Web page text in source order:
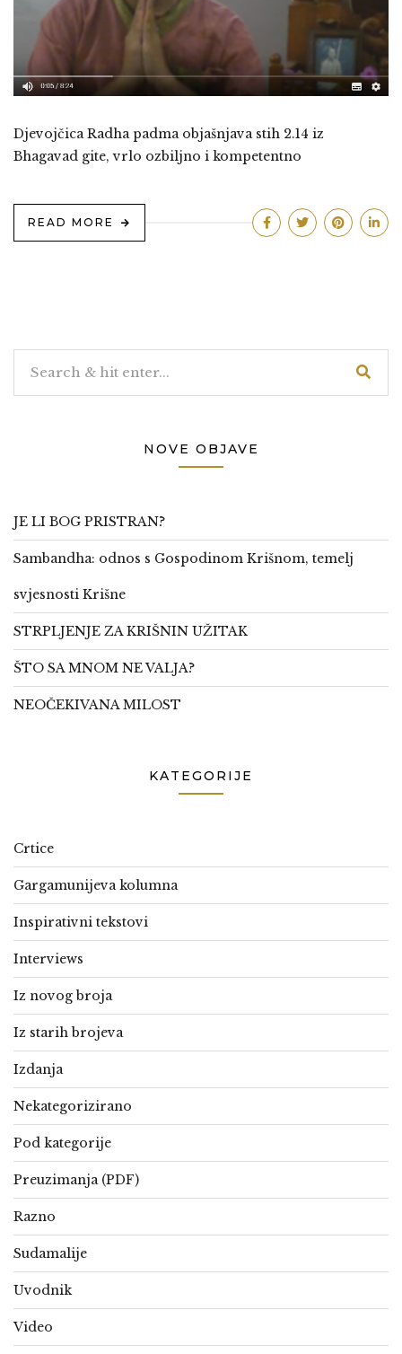
Djevojčica Radha padma objašnjava stih 2.14 iz
Bhagavad gite, vrlo ozbiljno i kompetentno
READ MORE
NOVE OBJAVE
JE LI BOG PRISTRAN?
Sambandha: odnos s Gospodinom Krišnom, temelj
svjesnosti Krišne
STRPLJENJE ZA KRIŠNIN UŽITAK
ŠTO SA MNOM NE VALJA?
NEOČEKIVANA MILOST
KATEGORIJE
Crtice
Gargamunijeva kolumna
Inspirativni tekstovi
Interviews
Iz novog broja
Iz starih brojeva
Izdanja
Nekategorizirano
Pod kategorije
Preuzimanja (PDF)
Razno
Sudamalije
Uvodnik
Video